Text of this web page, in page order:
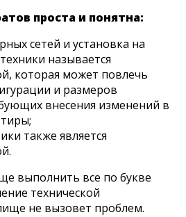
проста и понятна:
сетей и установка на
называется
которая может повлечь
и размеров
внесения изменений в
также является
выполнить все по букве
технической
не вызовет проблем.